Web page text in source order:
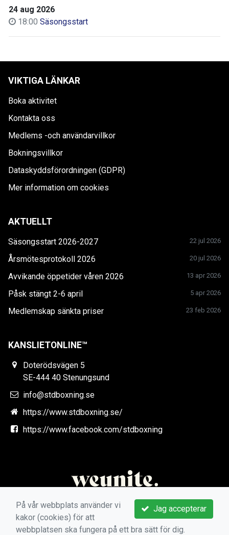
24 aug 2026
18:00 Säsongsstart
VIKTIGA LÄNKAR
Boka aktivitet
Kontakta oss
Medlems -och användarvillkor
Bokningsvillkor
Dataskyddsförordningen (GDPR)
Mer information om cookies
AKTUELLT
Säsongsstart 2026-2027 22 jul 2026
Årsmötesprotokoll 2026 20 jul 2026
Avvikande öppetider våren 2026 13 apr 2026
Påsk stängt 2-6 april 5 apr 2026
Medlemskap sänkta priser 23 feb 2026
KANSLIETONLINE™
Doterödsvägen 5
SE-444 40 Stenungsund
info@stdboxning.se
https://www.stdboxning.se/
https://www.facebook.com/stdboxning
Jag accepterar
På vår webbplats använder vi
kakor (cookies) för att
webbplatsen ska fungera på ett bra sätt för dig.